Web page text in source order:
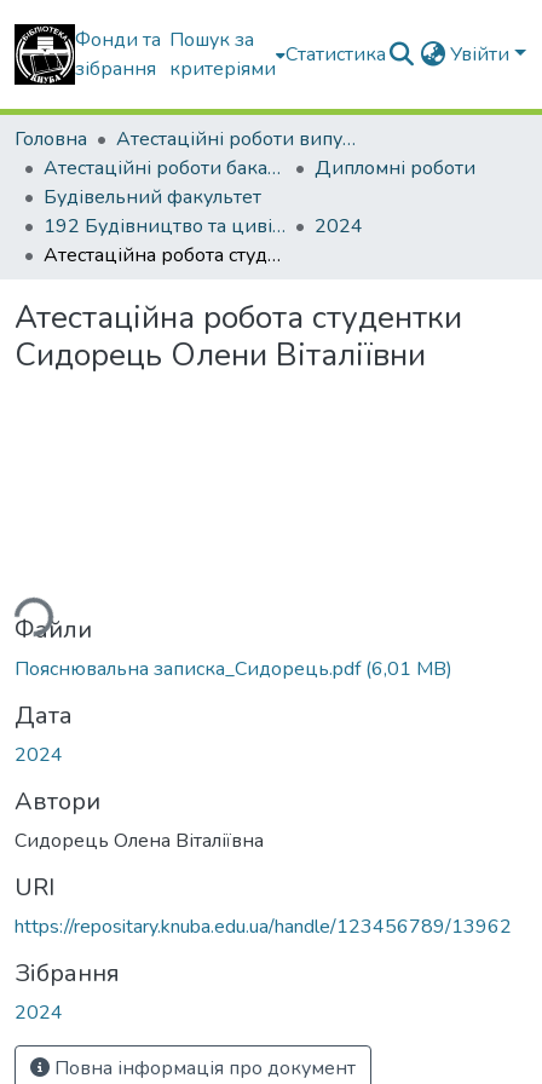
Фонди та
зібрання
Пошук за
критеріями
Статистика Увійти
Головна
Атестаційні роботи випускників
Атестаційні роботи бакалаврів
Дипломні роботи
Будівельний факультет
192 Будівництво та цивільна інженерія. Промислове і цивільне будівництво
2024
Атестаційна робота студентки Сидорець Олени Віталіївни
Атестаційна робота студентки
Сидорець Олени Віталіївни
Файли
Пояснювальна записка_Сидорець.pdf(6,01 MB)
Дата
2024
Автори
Сидорець Олена Віталіївна
URI
https://repositary.knuba.edu.ua/handle/123456789/13962
Зібрання
2024
Повна інформація про документ